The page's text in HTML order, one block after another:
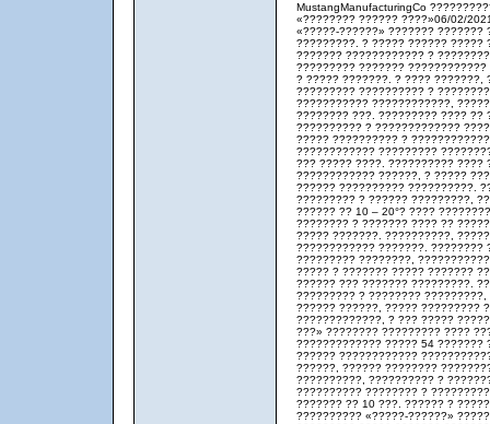
MustangManufacturingCo
«???????? ?????? ????»06/02/
«?????-??????» ??????? ???????
?????????. ? ????? ?????? ?????
??????? ???????????? ?
????????? ???????
? ????? ???????. ? ???? ???????,
????????? ?????????? ?
??????????? ????????????,
???????? ???. ????????? ???? ??
?????????? ? ?????????????
????? ?????????? ?
???????????? ?????????
??? ????? ????. ?????????? ????
???????????? ??????, ? ?????
?????? ?????????? ??????????.
????????? ? ?????? ?????????,
?????? ?? 10 – 20°? ????
???????? ? ??????? ???? ??
????? ???????. ??????????,
???????????? ???????. ????????
????????? ????????,
????? ? ??????? ????? ???????
?????? ??? ??????? ?????????.
????????? ? ????????
?????? ??????, ????? ?????????
?????????????, ? ??? ?????
???» ???????? ????????? ????
????????????? ????? 54 ???????
?????? ????????????
??????, ?????? ????????
??????????, ?????????? ?
?????????? ???????? ?
??????? ?? 10 ???. ?????? ?
?????????? «?????-??????»